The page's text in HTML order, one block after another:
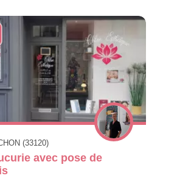
(33120)
avec pose de